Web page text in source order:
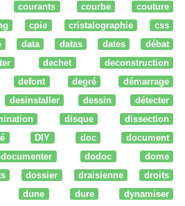
courants courbe
couture
cpie cristalographie
css
data datas dates
débat
dechet
deconstruction
defont degré
démarrage
desinstaller dessin
détecter
disque
dissection
DIY doc
document
documenter dodoc
dome
dossier draisienne
droits
dune dure
dynamiser